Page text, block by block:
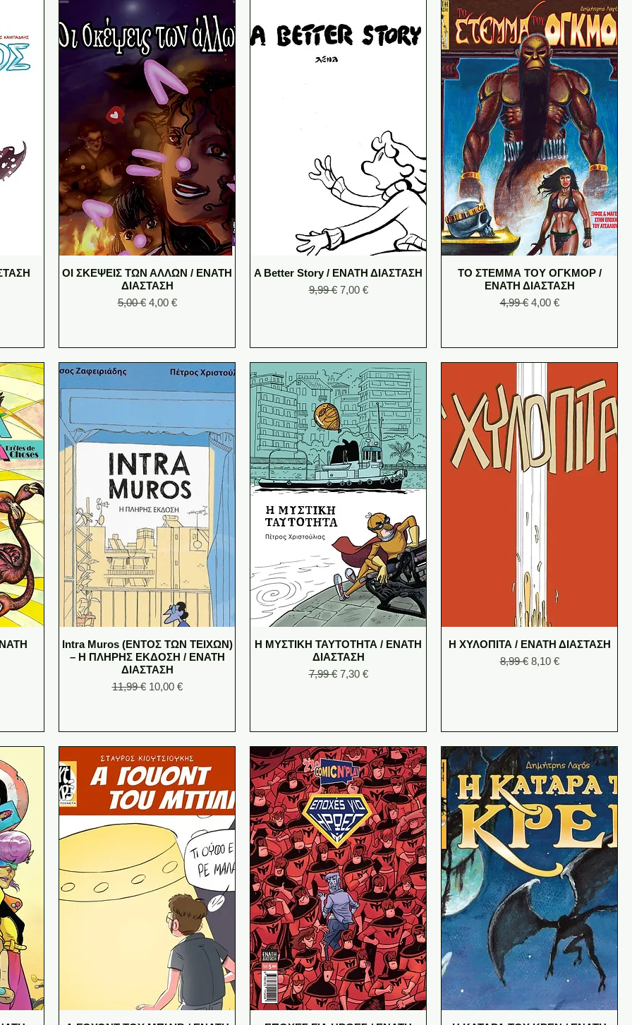
ΟΙ ΣΚΕΨΕΙΣ ΤΩΝ ΑΛΛΩΝ / ΕΝΑΤΗ
ΔΙΑΣΤΑΣΗ
Regular Price
5,00 € Sale Price
4,00 €
A Better Story / ΕΝΑΤΗ ΔΙΑΣΤΑΣΗ
Regular Price
9,99 € Sale Price
7,00 €
ΤΟ ΣΤΕΜΜΑ ΤΟΥ ΟΓΚΜΟΡ /
ΕΝΑΤΗ ΔΙΑΣΤΑΣΗ
Regular Price
4,99 € Sale Price
4,00 €
Intra Muros (ΕΝΤΟΣ ΤΩΝ ΤΕΙΧΩΝ)
– Η ΠΛΗΡΗΣ ΕΚΔΟΣΗ / ΕΝΑΤΗ
ΔΙΑΣΤΑΣΗ
Regular Price
11,99 € Sale Price
10,00 €
Η ΜΥΣΤΙΚΗ ΤΑΥΤΟΤΗΤΑ / ΕΝΑΤΗ
ΔΙΑΣΤΑΣΗ
Regular Price
7,99 € Sale Price
7,30 €
Η ΧΥΛΟΠΙΤΑ / ΕΝΑΤΗ ΔΙΑΣΤΑΣΗ
Regular Price
8,99 € Sale Price
8,10 €